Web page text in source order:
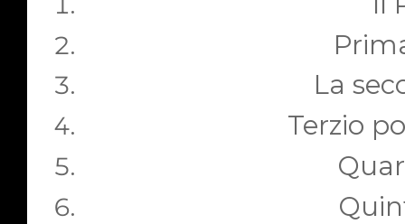
La
Terzio